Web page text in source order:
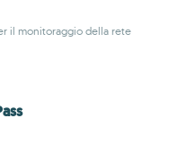
il monitoraggio della rete